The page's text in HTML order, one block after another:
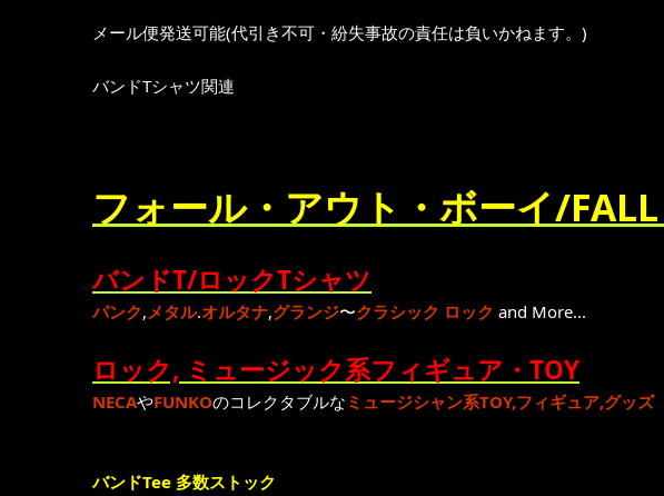
メール便発送可能(代引き不可・紛失事故の責任は負いかねます。)
バンドTシャツ関連
フォール・アウト・ボーイ/
バンドT/ロックTシャツ
パンク,メタル.オルタナ,グランジ〜クラシック ロック and More...
ロック, ミュージック系フィギュア・TOY
NECAやFUNKOのコレクタブルな ミュージシャン系TOY,フィギュア,グッズ
バンドTee 多数ストック